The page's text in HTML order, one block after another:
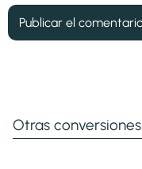
Otras conversiones